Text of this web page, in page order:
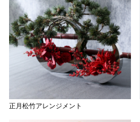
正月松竹アレンジメント